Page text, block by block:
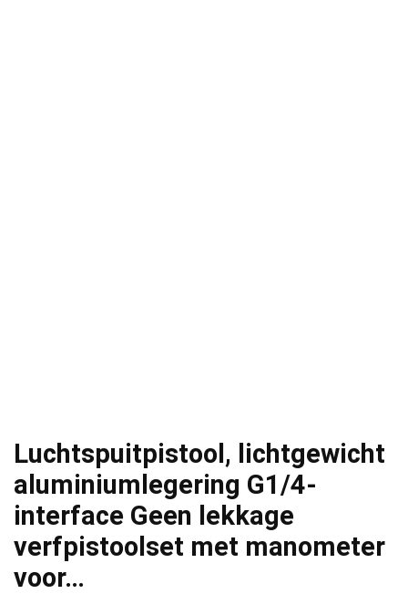
Luchtspuitpistool, lichtgewicht
aluminiumlegering G1/4-
interface Geen lekkage
verfpistoolset met manometer
voor…